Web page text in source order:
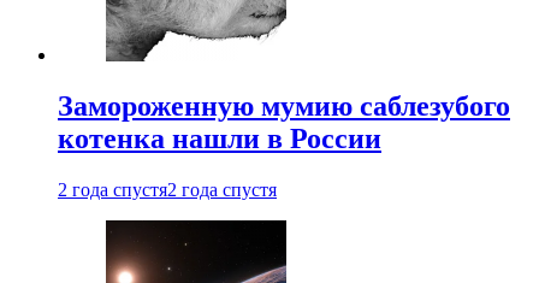
Замороженную мумию саблезубого
котенка нашли в России
2 года спустя2 года спустя